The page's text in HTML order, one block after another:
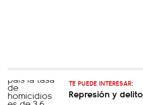
TE PUEDE INTERESAR:
Represión y delito